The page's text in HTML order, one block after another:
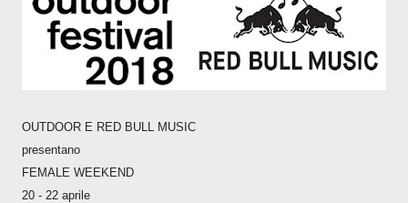
OUTDOOR E RED BULL MUSIC
presentano
FEMALE WEEKEND
20 - 22 aprile